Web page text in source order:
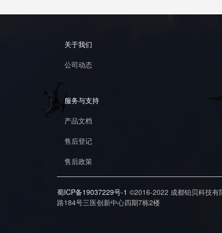
关于我们
公司动态
服务与支持
产品文档
售后登记
售后政策
蜀ICP备19037229号-1 ©2016-2022 成都铂贝科技
路184号三医创新中心四期7栋2楼